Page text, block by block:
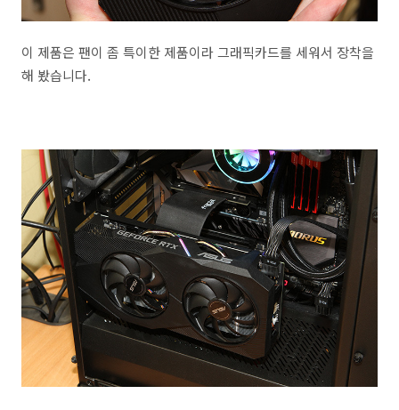
이 제품은 팬이 좀 특이한 제품이라 그래픽카드를 세워서 장착을
해 봤습니다.